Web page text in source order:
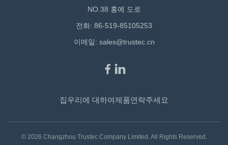
NO.38 홍예 도로
전화: 86-519-85105253
이메일: sales@trustec.cn
집우리에 대하여제품연락주세요
© 2026 Changzhou Trustec Company Limited. All Rights Reserved.